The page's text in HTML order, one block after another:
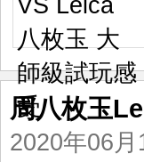
周八枚玉
2020年06月